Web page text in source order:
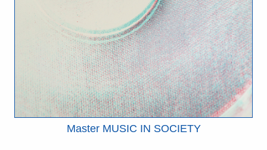
Master MUSIC IN SOCIETY